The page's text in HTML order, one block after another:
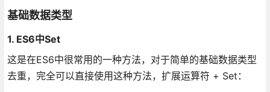
基础数据类型
1. ES6中Set
这是在ES6中很常用的一种方法，对于简单的基础数据类型
去重，完全可以直接使用这种方法，扩展运算符 + Set：